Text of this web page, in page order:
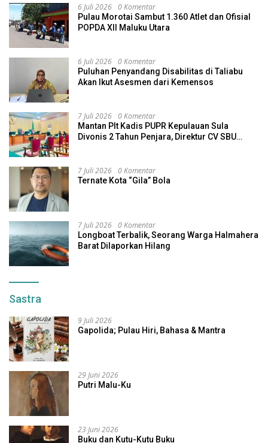
6 Juli 2026 0 Komentar
Pulau Morotai Sambut 1.360 Atlet dan Ofisial
POPDA XII Maluku Utara
6 Juli 2026 0 Komentar
Puluhan Penyandang Disabilitas di Taliabu
Akan Ikut Asesmen dari Kemensos
7 Juli 2026 0 Komentar
Mantan Plt Kadis PUPR Kepulauan Sula
Divonis 2 Tahun Penjara, Direktur CV SBU
7 Juli 2026 0 Komentar
Ternate Kota “Gila” Bola
7 Juli 2026 0 Komentar
Longboat Terbalik, Seorang Warga Halmahera
Barat Dilaporkan Hilang
Sastra
9 Juli 2026
Gapolida; Pulau Hiri, Bahasa & Mantra
29 Juni 2026
Putri Malu-Ku
23 Juni 2026
Buku dan Kutu-Kutu Buku